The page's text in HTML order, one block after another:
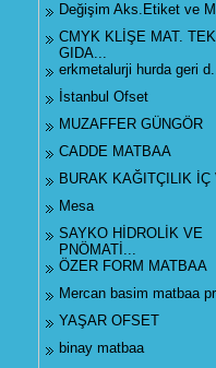
Değişim Aks.Etiket ve
CMYK KLİŞE MAT.
GIDA...
erkmetalurji hurda geri
İstanbul Ofset
MUZAFFER GÜNGÖR
CADDE MATBAA
BURAK KAĞITÇILIK İÇ
Mesa
SAYKO HİDROLİK VE
PNÖMATİ...
ÖZER FORM MATBAA
Mercan basim matbaa
YAŞAR OFSET
binay matbaa